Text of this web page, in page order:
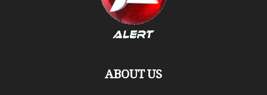
ABOUT US